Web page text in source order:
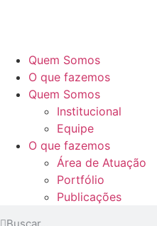
Quem Somos
O que fazemos
Quem Somos
Institucional
Equipe
O que fazemos
Área de Atuação
Portfólio
Publicações